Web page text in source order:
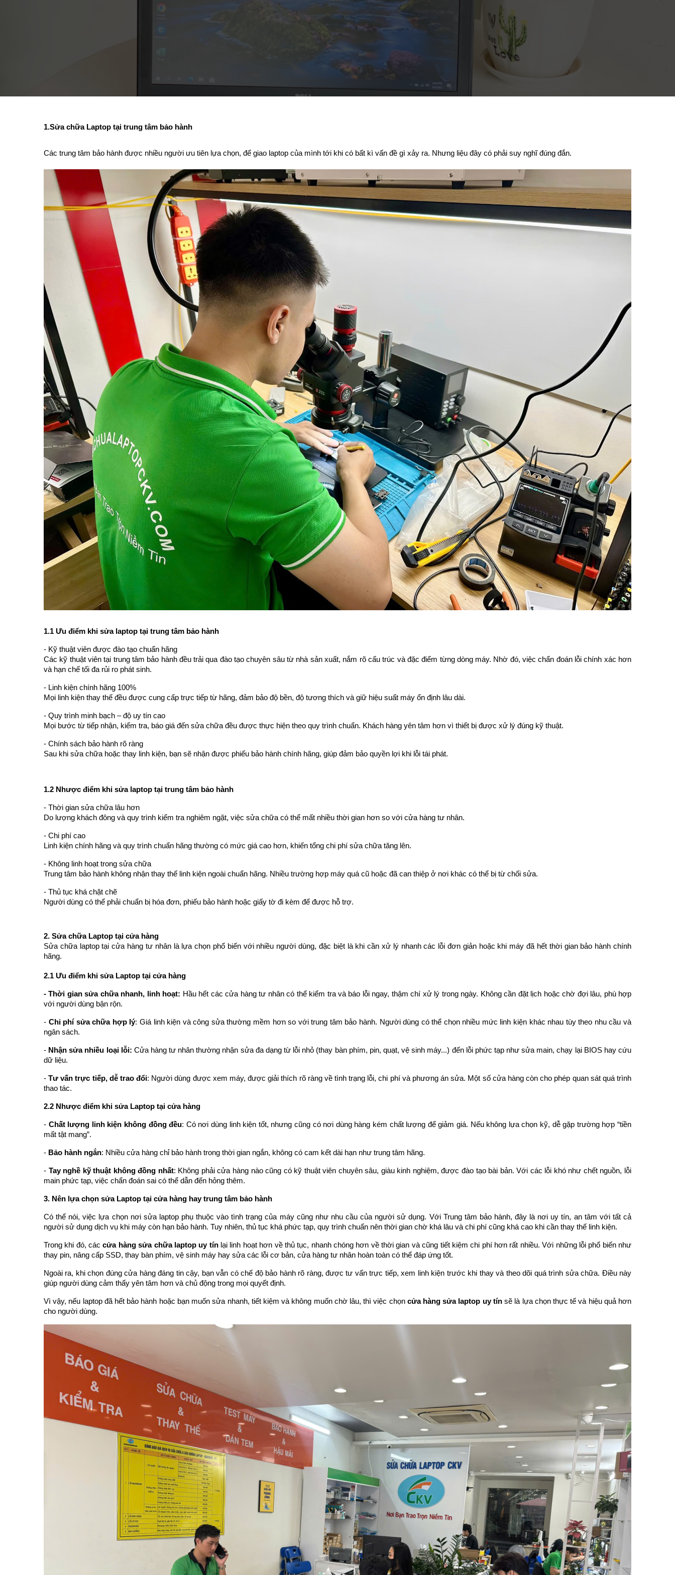
1.Sửa chữa Laptop tại trung tâm bảo hành
Các trung tâm bảo hành được nhiều người ưu tiên lựa chọn, để giao laptop của mình tới khi có bất kì vấn đề gì xảy ra. Nhưng liệu đây có phải suy nghĩ đúng đắn.
1.1 Ưu điểm khi sửa laptop tại trung tâm bảo hành
- Kỹ thuật viên được đào tạo chuẩn hãng
Các kỹ thuật viên tại trung tâm bảo hành đều trải qua đào tạo chuyên sâu từ nhà sản xuất, nắm rõ cấu trúc và đặc điểm từng dòng máy. Nhờ đó, việc chẩn đoán lỗi chính xác hơn
và hạn chế tối đa rủi ro phát sinh.
- Linh kiện chính hãng 100%
Mọi linh kiện thay thế đều được cung cấp trực tiếp từ hãng, đảm bảo độ bền, độ tương thích và giữ hiệu suất máy ổn định lâu dài.
- Quy trình minh bạch – độ uy tín cao
Mọi bước từ tiếp nhận, kiểm tra, báo giá đến sửa chữa đều được thực hiện theo quy trình chuẩn. Khách hàng yên tâm hơn vì thiết bị được xử lý đúng kỹ thuật.
- Chính sách bảo hành rõ ràng
Sau khi sửa chữa hoặc thay linh kiện, bạn sẽ nhận được phiếu bảo hành chính hãng, giúp đảm bảo quyền lợi khi lỗi tái phát.
1.2 Nhược điểm khi sửa laptop tại trung tâm bảo hành
- Thời gian sửa chữa lâu hơn
Do lượng khách đông và quy trình kiểm tra nghiêm ngặt, việc sửa chữa có thể mất nhiều thời gian hơn so với cửa hàng tư nhân.
- Chi phí cao
Linh kiện chính hãng và quy trình chuẩn hãng thường có mức giá cao hơn, khiến tổng chi phí sửa chữa tăng lên.
- Không linh hoạt trong sửa chữa
Trung tâm bảo hành không nhận thay thế linh kiện ngoài chuẩn hãng. Nhiều trường hợp máy quá cũ hoặc đã can thiệp ở nơi khác có thể bị từ chối sửa.
- Thủ tục khá chặt chẽ
Người dùng có thể phải chuẩn bị hóa đơn, phiếu bảo hành hoặc giấy tờ đi kèm để được hỗ trợ.
2. Sửa chữa Laptop tại cửa hàng
Sửa chữa laptop tại cửa hàng tư nhân là lựa chọn phổ biến với nhiều người dùng, đặc biệt là khi cần xử lý nhanh các lỗi đơn giản hoặc khi máy đã hết thời gian bảo hành chính
hãng.
2.1 Ưu điểm khi sửa Laptop tại cửa hàng
- Thời gian sửa chữa nhanh, linh hoạt: Hầu hết các cửa hàng tư nhân có thể kiểm tra và báo lỗi ngay, thậm chí xử lý trong ngày. Không cần đặt lịch hoặc chờ đợi lâu, phù hợp
với người dùng bận rộn.
- Chi phí sửa chữa hợp lý: Giá linh kiện và công sửa thường mềm hơn so với trung tâm bảo hành. Người dùng có thể chọn nhiều mức linh kiện khác nhau tùy theo nhu cầu và
ngân sách.
- Nhận sửa nhiều loại lỗi: Cửa hàng tư nhân thường nhận sửa đa dạng từ lỗi nhỏ (thay bàn phím, pin, quạt, vệ sinh máy...) đến lỗi phức tạp như sửa main, chạy lại BIOS hay cứu
dữ liệu.
-Tư vấn trực tiếp, dễ trao đổi: Người dùng được xem máy, được giải thích rõ ràng về tình trạng lỗi, chi phí và phương án sửa. Một số cửa hàng còn cho phép quan sát quá trình
thao tác.
2.2 Nhược điểm khi sửa Laptop tại cửa hàng
- Chất lượng linh kiện không đồng đều: Có nơi dùng linh kiện tốt, nhưng cũng có nơi dùng hàng kém chất lượng để giảm giá. Nếu không lựa chọn kỹ, dễ gặp trường hợp “tiền
mất tật mang”.
- Bảo hành ngắn: Nhiều cửa hàng chỉ bảo hành trong thời gian ngắn, không có cam kết dài hạn như trung tâm hãng.
- Tay nghề kỹ thuật không đồng nhất: Không phải cửa hàng nào cũng có kỹ thuật viên chuyên sâu, giàu kinh nghiệm, được đào tạo bài bản. Với các lỗi khó như chết nguồn, lỗi
main phức tạp, việc chẩn đoán sai có thể dẫn đến hỏng thêm.
3. Nên lựa chọn sửa Laptop tại cửa hàng hay trung tâm bảo hành
Có thể nói, việc lựa chọn nơi sửa laptop phụ thuộc vào tình trạng của máy cũng như nhu cầu của người sử dụng. Với Trung tâm bảo hành, đây là nơi uy tín, an tâm với tất cả
người sử dụng dịch vụ khi máy còn hạn bảo hành. Tuy nhiên, thủ tục khá phức tạp, quy trình chuẩn nên thời gian chờ khá lâu và chi phí cũng khá cao khi cần thay thế linh kiện.
Trong khi đó, cáccửa hàng sửa chữa laptop uy tínlại linh hoạt hơn về thủ tục, nhanh chóng hơn về thời gian và cũng tiết kiệm chi phí hơn rất nhiều. Với những lỗi phổ biến như
thay pin, nâng cấp SSD, thay bàn phím, vệ sinh máy hay sửa các lỗi cơ bản, cửa hàng tư nhân hoàn toàn có thể đáp ứng tốt.
Ngoài ra, khi chọn đúng cửa hàng đáng tin cậy, bạn vẫn có chế độ bảo hành rõ ràng, được tư vấn trực tiếp, xem linh kiện trước khi thay và theo dõi quá trình sửa chữa. Điều này
giúp người dùng cảm thấy yên tâm hơn và chủ động trong mọi quyết định.
Vì vậy, nếu laptop đã hết bảo hành hoặc bạn muốn sửa nhanh, tiết kiệm và không muốn chờ lâu, thì việc chọn cửa hàng sửa laptop uy tínsẽ là lựa chọn thực tế và hiệu quả hơn
cho người dùng.